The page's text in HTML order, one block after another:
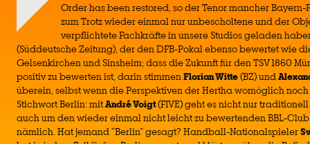
Order has been restored, so der Tenor mancher
zum Trotz wieder einmal nur unbescholtene und der
verpflichtete Fachkräfte in unsere Studios geladen
(Süddeutsche Zeitung), der den DFB-Pokal ebenso bewertet wie
Gelsenkirchen und Sinsheim; dass die Zukunft für den TSV 1860
positiv zu bewerten ist, darin stimmenFlorian Witte(BZ) und
überein, selbst wenn die Perspektiven der Hertha womöglich
Stichwort Berlin: mitAndré Voigt(FIVE) geht es nicht nur
auch um den wieder einmal nicht leicht zu bewertenden BBL-
nämlich. Hat jemand “Berlin” gesagt? Handball-Nationalspieler